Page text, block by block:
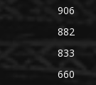
906
882
833
660